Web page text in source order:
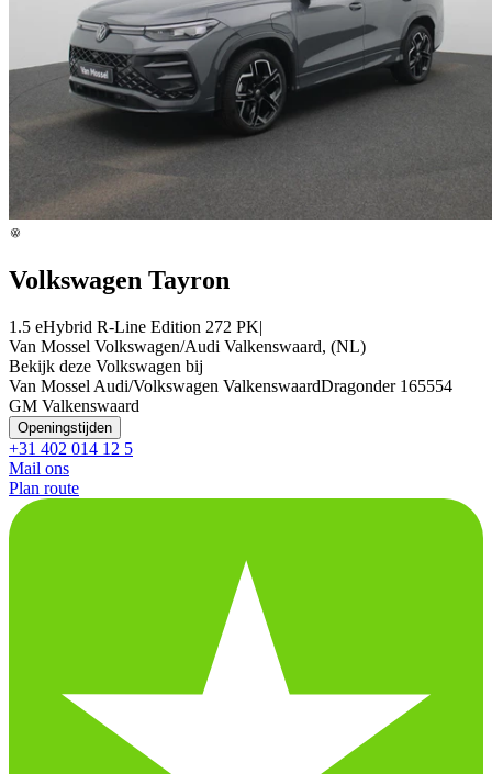
Volkswagen Tayron
1.5 eHybrid R-Line Edition 272 PK|
Van Mossel Volkswagen/Audi Valkenswaard, (NL)
Bekijk deze Volkswagen bij
Van Mossel Audi/Volkswagen ValkenswaardDragonder 165554
GM Valkenswaard
Openingstijden
+31 402 014 12 5
Mail ons
Plan route